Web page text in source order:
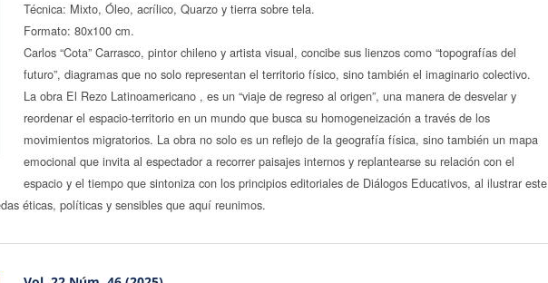
Técnica: Mixto, Óleo, acrílico, Quarzo y tierra sobre tela.
Formato: 80x100 cm.
Carlos “Cota” Carrasco, pintor chileno y artista visual, concibe sus lienzos como “topografías del
futuro”, diagramas que no solo representan el territorio físico, sino también el imaginario colectivo.
La obra El Rezo Latinoamericano , es un “viaje de regreso al origen”, una manera de desvelar y
reordenar el espacio-territorio en un mundo que busca su homogeneización a través de los
movimientos migratorios. La obra no solo es un reflejo de la geografía física, sino también un mapa
emocional que invita al espectador a recorrer paisajes internos y replantearse su relación con el
espacio y el tiempo que sintoniza con los principios editoriales de Diálogos Educativos, al ilustrar este
éticas, políticas y sensibles que aquí reunimos.